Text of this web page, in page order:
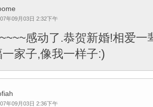
年09月03日 2:32下午
感动了.恭贺新婚!相爱一
家子,像我一样子:)
年09月03日 2:36下午